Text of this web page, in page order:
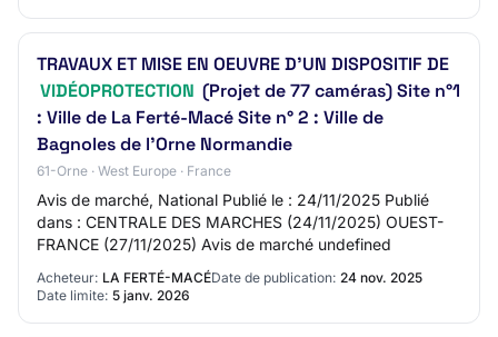
TRAVAUX ET MISE EN OEUVRE D'UN DISPOSITIF DE
VIDÉOPROTECTION (Projet de 77 caméras) Site n°1
: Ville de La Ferté-Macé Site n° 2 : Ville de
Bagnoles de l'Orne Normandie
61-Orne · West Europe · France
Avis de marché, National Publié le : 24/11/2025 Publié
dans : CENTRALE DES MARCHES (24/11/2025) OUEST-
FRANCE (27/11/2025) Avis de marché undefined
Acheteur: LA FERTÉ-MACÉDate de publication: 24 nov. 2025
Date limite: 5 janv. 2026